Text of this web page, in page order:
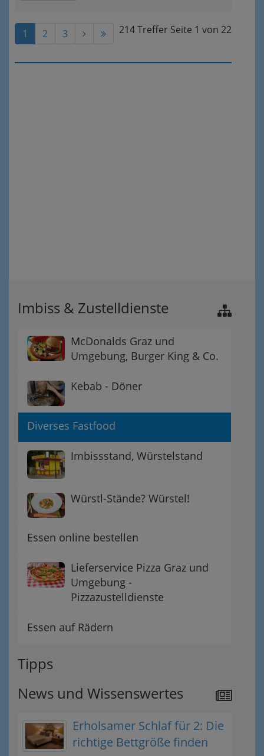
214 Treffer Seite 1 von 22
1 2 3
Imbiss & Zustelldienste
McDonalds Graz und
Umgebung, Burger King & Co.
Kebab - Döner
Diverses Fastfood
Imbissstand, Würstelstand
Würstl-Stände? Würstel!
Essen online bestellen
Lieferservice Pizza Graz und
Umgebung -
Pizzazustelldienste
Essen auf Rädern
Tipps
News und Wissenswertes
Erholsamer Schlaf für 2: Die
richtige Bettgröße finden